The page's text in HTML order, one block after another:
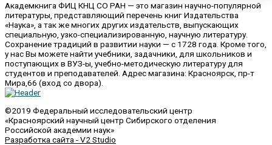
Академкнига ФИЦ КНЦ СО РАН — это магазин научно-популярной
литературы, представляющий перечень книг Издательства
«Наука», а так же многих других издательств, выпускающих
специальную, узко-специализированную, научную литературу.
Сохранение традиций в развитии науки — с 1728 года. Кроме того,
у нас Вы можете найти учебники, задачники, для школьников и
поступающих в ВУЗ-ы, учебно-методическую литературу для
студентов и преподавателей. Адрес магазина: Красноярск, пр-т
Мира,66 (вход со двора).
©2019 Федеральный исследовательский центр
«Красноярский научный центр Сибирского отделения
Российской академии наук»
Разработка сайта - V2 Studio